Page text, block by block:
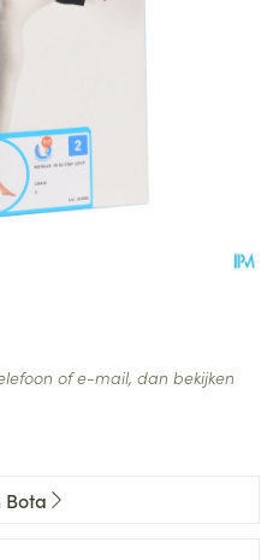
of e-mail, dan bekijken
Bota